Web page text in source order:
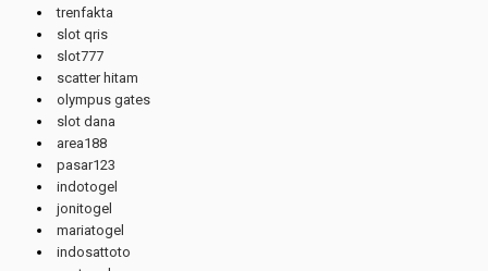
trenfakta
slot qris
slot777
scatter hitam
olympus gates
slot dana
area188
pasar123
indotogel
jonitogel
mariatogel
indosattoto